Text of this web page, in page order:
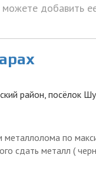
добавить
район, посёлок
по
сдать металл (